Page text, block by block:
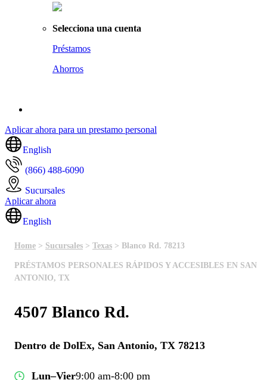
Selecciona una cuenta
Préstamos
Ahorros
Aplicar ahora para un prestamo personal
English
(866) 488-6090
Sucursales
Aplicar ahora
English
Home > Sucursales > Texas > Blanco Rd. 78213
PRÉSTAMOS PERSONALES RÁPIDOS Y ACCESIBLES EN SAN
ANTONIO, TX
4507 Blanco Rd.
Dentro de DolEx, San Antonio, TX 78213
Lun–Vier9:00 am-8:00 pm